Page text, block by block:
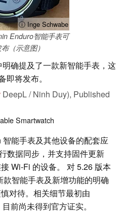
ⓘ Inge Schwabe
Enduro智能手表可
（示意图）
确提及了一款新智能手表，这
将发布。
DeepL / Ninh Duy), Published
Smartwatch
能手表及其他设备的配套应
数据同步，并支持固件更新
Wi-Fi 的设备。 对 5.26 版本
智能手表及新增功能的明确
对待。相关细节最初由
目前尚未得到官方证实。